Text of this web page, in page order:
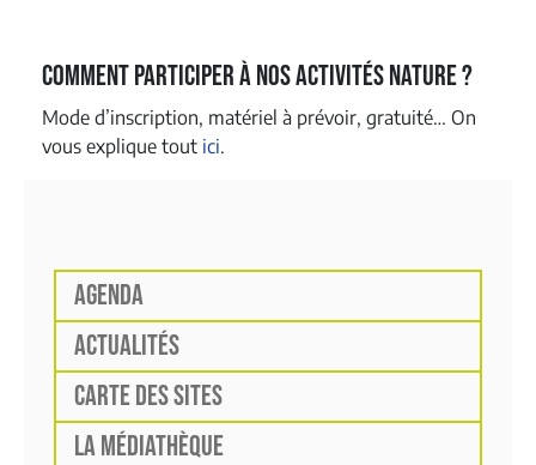
Comment participer à nos activités nature ?
Mode d’inscription, matériel à prévoir, gratuité… On
vous explique tout ici.
AGENDA
ACTUALITÉS
CARTE DES SITES
LA MÉDIATHÈQUE